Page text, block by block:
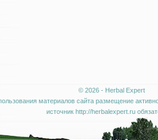
© 2026 - Herbal Expert
материалов сайта размещение
источник http://herbalexpert.ru